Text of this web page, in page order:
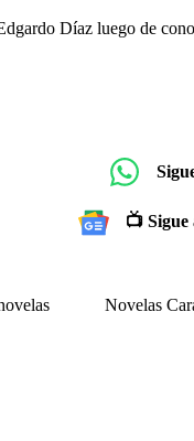
Díaz luego de
📺
Novelas